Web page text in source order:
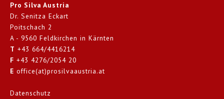
Pro Silva Austria
Dr. Senitza Eckart
Poitschach 2
A - 9560 Feldkirchen in Kärnten
T +43 664/4416214
F +43 4276/2054 20
E office(at)prosilvaaustria.at
Datenschutz